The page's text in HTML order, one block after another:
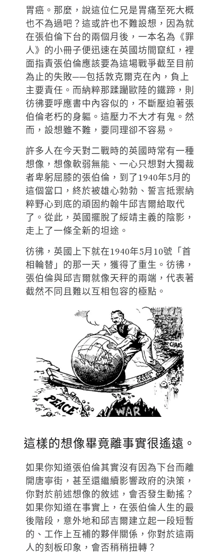
胃癌。那麼，說這位仁兄是胃痛至死大概
也不為過吧？這或許也不難設想，因為就
在張伯倫下台的兩個月後，一本名為《罪
人》的小冊子便迅速在英國坊間竄紅，裡
面指責張伯倫應該要為這場戰爭截至目前
為止的失敗──包括敦克爾克在內，負上
主要責任。而納粹那蹂躪歐陸的鐵蹄，則
彷彿要呼應書中內容似的，不斷壓迫著張
伯倫老朽的身軀。這壓力不大才有鬼。然
而，設想雖不難，要同理卻不容易。
許多人在今天對二戰時的英國時常有一種
想像，想像軟弱無能、一心只想對大獨裁
者卑躬屈膝的張伯倫，到了1940年5月的
這個當口，終於被雄心勃勃、誓言抵禦納
粹野心到底的頑固約翰牛邱吉爾給取代
了。從此，英國擺脫了綏靖主義的陰影，
走上了一條全新的坦途。
彷彿，英國上下就在1940年5月10號「首
相輪替」的那一天，獲得了重生。彷彿，
張伯倫與邱吉爾就像天秤的兩端，代表著
截然不同且難以互相包容的極點。
這樣的想像畢竟離事實很遙遠。
如果你知道張伯倫其實沒有因為下台而離
開唐寧街，甚至還繼續影響政府的決策，
你對於前述想像的敘述，會否發生動搖？
如果你知道在事實上，在張伯倫人生的最
後階段，意外地和邱吉爾建立起一段短暫
的、工作上互補的夥伴關係，你對於這兩
人的刻板印象，會否稍稍扭轉？